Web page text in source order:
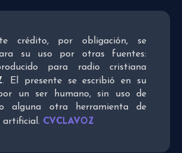
crédito, por obligación, se
su uso por otras fuentes:
para radio cristiana
. El presente se escribió en su
un ser humano, sin uso de
alguna otra herramienta de
artificial. CVCLAVOZ